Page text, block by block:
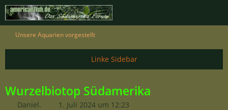
Unsere Aquarien vorgestellt
Wurzelbiotop Südamerika
Daniel. 1. Juli 2024 um 12:23